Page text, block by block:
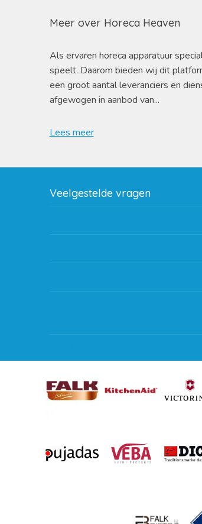
Meer over Horeca Heaven
Als ervaren horeca apparatuur
speelt. Daarom bieden wij dit
een groot aantal leveranciers en
afgewogen in aanbod van...
Lees meer
Veelgestelde vragen